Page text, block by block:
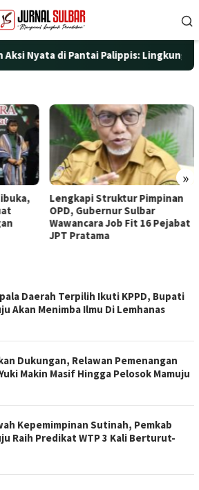
di Pantai Palippis: Lingkungan
»
Lengkapi Struktur Pimpinan
OPD, Gubernur Sulbar
Wawancara Job Fit 16 Pejabat
JPT Pratama
Daerah Terpilih Ikuti KPPD, Bupati
Akan Menimba Ilmu Di Lemhanas
Dukungan, Relawan Pemenangan
Makin Masif Hingga Pelosok Mamuju
Kepemimpinan Sutinah, Pemkab
Raih Predikat WTP 3 Kali Berturut-